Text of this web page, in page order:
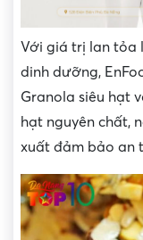
Với giá trị lan tỏa
dinh dưỡng,
Granola siêu hạt
hạt nguyên chất,
xuất đảm bảo an